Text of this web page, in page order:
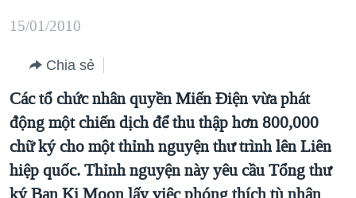
chính
hướng
chính
Đi
tới
"Tìm"
THẾ GIỚI
DIỄN ĐÀN
MỤC
TỰ DO BÁO CHÍ
VẠCH TRẦN TIN GIẢ
NGƯỜI VIỆT HẢI NGOẠI
CHUYÊN ĐỀ
CHIẾN TRANH THƯƠNG MẠI CỦA MỸ: QUÁ KHỨ VÀ HIỆN
TẠI
HỌC TIẾNG ANH
VIDEO
15/01/2010
Chia sẻ
Các tổ chức nhân quyền Miến Điện vừa phát
động một chiến dịch để thu thập hơn 800,000
chữ ký cho một thỉnh nguyện thư trình lên Liên
hiệp quốc. Thỉnh nguyện này yêu cầu Tổng thư